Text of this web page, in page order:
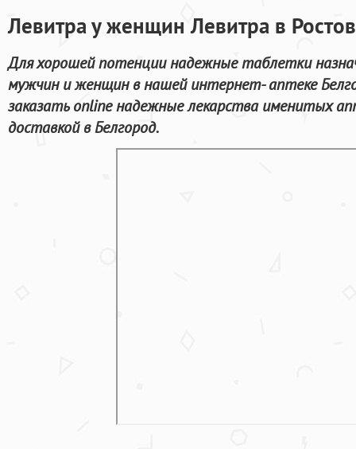
Левитра у женщин Левитра в
Для хорошей потенции надежные таблетки
мужчин и женщин в нашей интернет- аптеке
заказать online надежные лекарства именитых
доставкой в Белгород.